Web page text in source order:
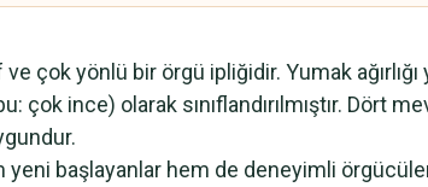
yönlü bir örgü ipliğidir. Yumak ağırlığı
çok ince) olarak sınıflandırılmıştır. Dört
yeni başlayanlar hem de deneyimli